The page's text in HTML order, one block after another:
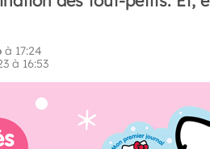
à 17:24
à 16:53